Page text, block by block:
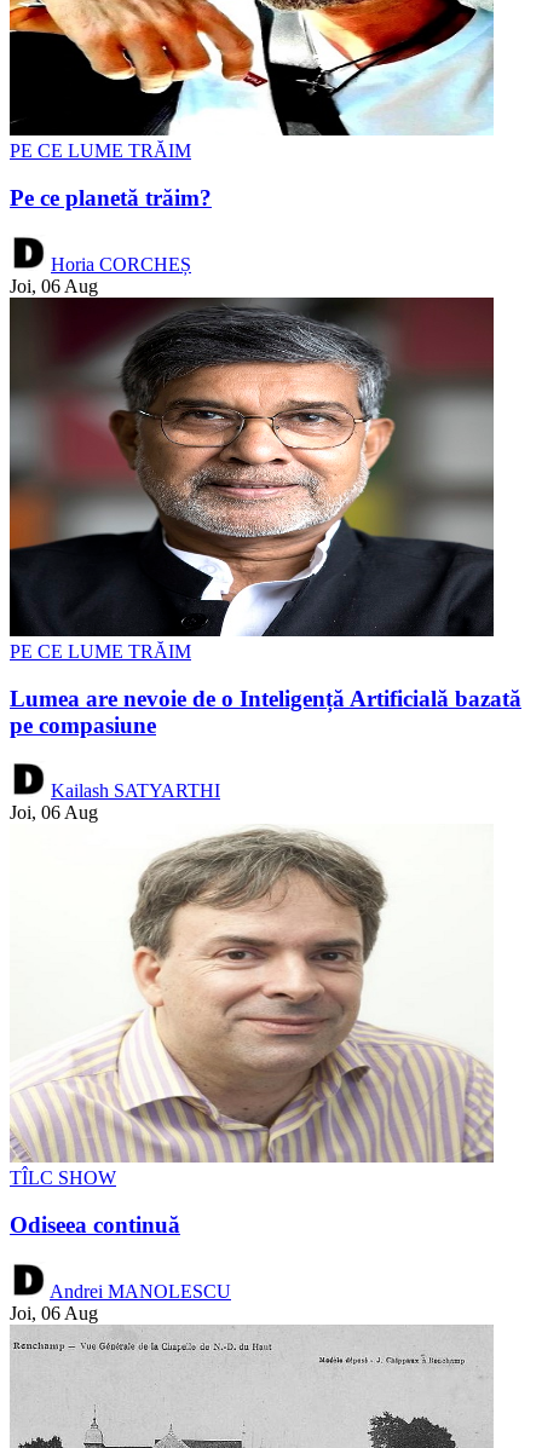
PE CE LUME TRĂIM
Pe ce planetă trăim?
Horia CORCHEȘ
Joi, 06 Aug
PE CE LUME TRĂIM
Lumea are nevoie de o Inteligență Artificială bazată
pe compasiune
Kailash SATYARTHI
Joi, 06 Aug
TÎLC SHOW
Odiseea continuă
Andrei MANOLESCU
Joi, 06 Aug